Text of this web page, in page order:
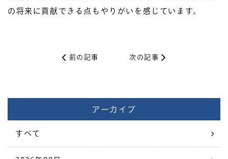
の将来に貢献できる点もやりがいを感じています。
前の記事 次の記事
アーカイブ
すべて